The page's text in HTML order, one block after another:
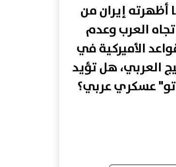
إيران من
العرب وعدم
الأميركية في
العربي، هل تؤيد
عسكري عربي؟